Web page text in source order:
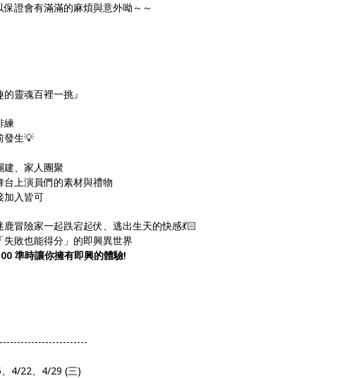
證會有滿滿的麻煩與意外呦～～
靈魂百裡一挑』
練
發生💡
建、家人團聚
上演員們的素材與禮物
加入皆可
冒險家一起跌宕起伏、逃出生天的快感💃🏻
敗也能得分」的即興異世界
準時讓你擁有即興的體驗!
4/22、4/29 (三)